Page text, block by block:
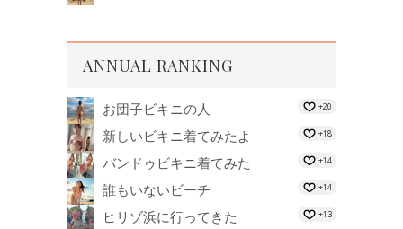
ANNUAL RANKING
お団子ビキニの人 +20
新しいビキニ着てみたよ +18
バンドゥビキニ着てみた +14
誰もいないビーチ +14
ヒリゾ浜に行ってきた +13